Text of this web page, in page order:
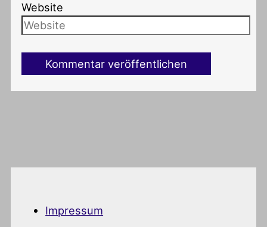
Website
Impressum